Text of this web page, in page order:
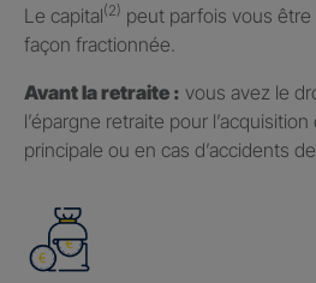
Le capital(2) peut parfois vous
façon fractionnée.
Avant la retraite : vous avez le
l’épargne retraite pour
principale ou en cas d’accidents